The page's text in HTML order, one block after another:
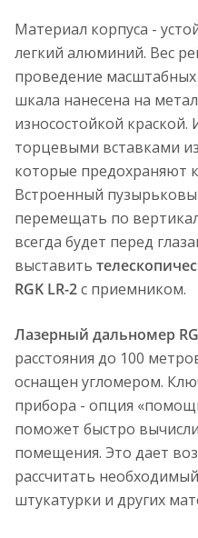
Материал корпуса -
легкий алюминий. Вес
проведение
шкала нанесена на
износостойкой
торцевыми вставками
которые предохраняют
Встроенный
перемещать по
всегда будет перед
выставить
RGK LR-2с приемником.
Лазерный дальномер
расстояния до 100
оснащен угломером.
прибора - опция
поможет быстро
помещения. Это дает
рассчитать
штукатурки и других